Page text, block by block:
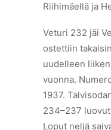
Riihimäellä ja
Veturi 232 jäi
ostettiin
uudelleen
vuonna.
1937.
234–237
Loput neljä